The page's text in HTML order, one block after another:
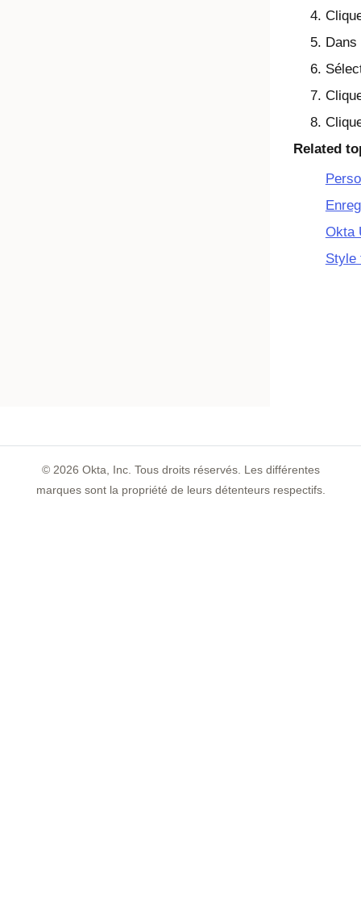
Related
Okta
Style
© 2026 Okta, Inc. Tous droits réservés. Les différentes
marques sont la propriété de leurs détenteurs respectifs.